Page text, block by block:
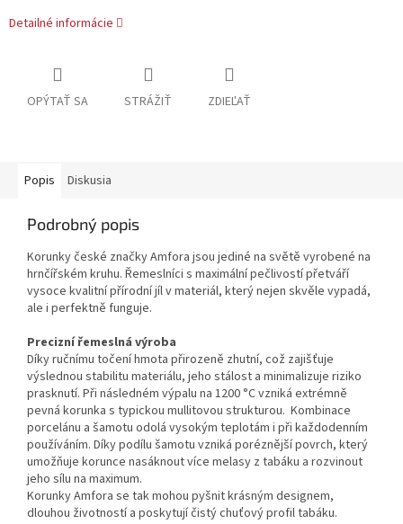
Detailné informácie
OPÝTAŤ SA STRÁŽIŤ ZDIEĽAŤ
Popis Diskusia
Podrobný popis
Korunky české značky Amfora jsou jediné na světě vyrobené na
hrnčířském kruhu. Řemeslníci s maximální pečlivostí přetváří
vysoce kvalitní přírodní jíl v materiál, který nejen skvěle vypadá,
ale i perfektně funguje.
Precizní řemeslná výroba
Díky ručnímu točení hmota přirozeně zhutní, což zajišťuje
výslednou stabilitu materiálu, jeho stálost a minimalizuje riziko
prasknutí. Při následném výpalu na 1200 °C vzniká extrémně
pevná korunka s typickou mullitovou strukturou. Kombinace
porcelánu a šamotu odolá vysokým teplotám i při každodenním
používáním. Díky podílu šamotu vzniká poréznější povrch, který
umožňuje korunce nasáknout více melasy z tabáku a rozvinout
jeho sílu na maximum.
Korunky Amfora se tak mohou pyšnit krásným designem,
dlouhou životností a poskytují čistý chuťový profil tabáku.